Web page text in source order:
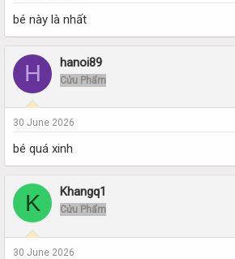
bé này là nhất
H hanoi89
Cửu Phẩm
30 June 2026
bé quá xinh
K Khangq1
Cửu Phẩm
30 June 2026